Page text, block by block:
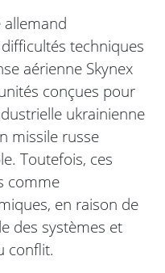
techniques
aérienne Skynex
conçues pour
ukrainienne
missile russe
Toutefois, ces
comme
en raison de
des systèmes et
conflit.